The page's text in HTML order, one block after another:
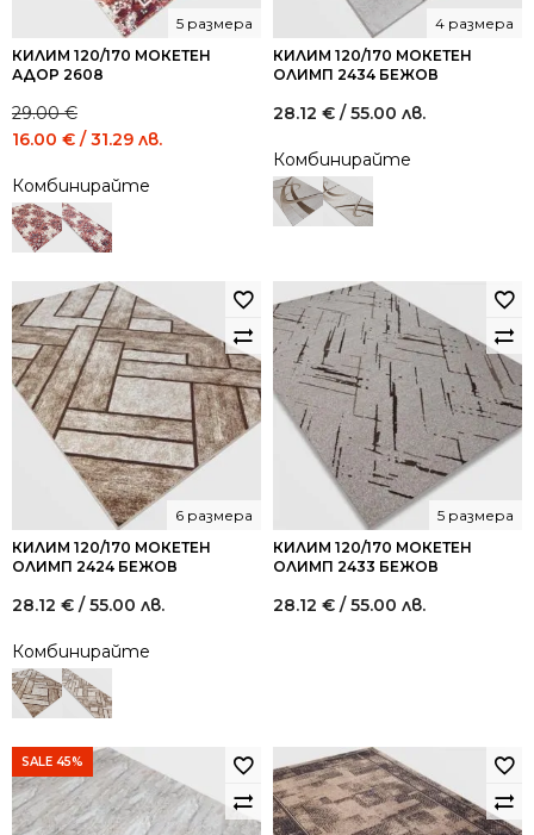
КИЛИМ 120/170 МОКЕТЕН
АДОР 2608
5 размера
29.00€
Original
was:
29.00 €
/
лв..
16.00 € / 31.29 лв.
Комбинирайте
КИЛИМ 120/170 МОКЕТЕН
ОЛИМП 2434 БЕЖОВ
4 размера
28.12 € / 55.00 лв.
Комбинирайте
КИЛИМ 120/170 МОКЕТЕН
ОЛИМП 2424 БЕЖОВ
6 размера
28.12 € / 55.00 лв.
Комбинирайте
КИЛИМ 120/170 МОКЕТЕН
ОЛИМП 2433 БЕЖОВ
5 размера
28.12 € / 55.00 лв.
SALE 45%